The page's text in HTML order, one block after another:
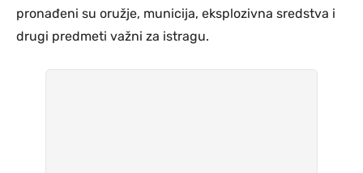
pronađeni su oružje, municija, eksplozivna sredstva i
drugi predmeti važni za istragu.